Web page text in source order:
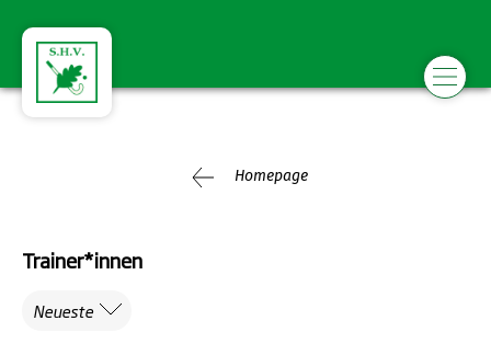
Homepage
Trainer*innen
Neueste